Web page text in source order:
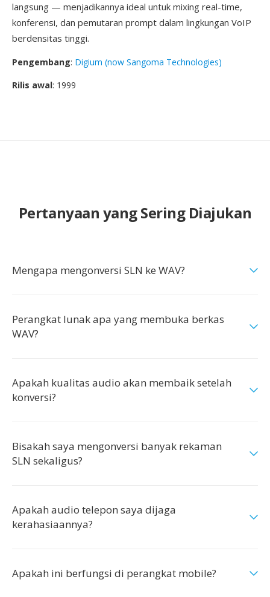
langsung — menjadikannya ideal untuk mixing real-time,
konferensi, dan pemutaran prompt dalam lingkungan VoIP
berdensitas tinggi.
Pengembang: Digium (now Sangoma Technologies)
Rilis awal: 1999
Pertanyaan yang Sering Diajukan
Mengapa mengonversi SLN ke WAV?
Perangkat lunak apa yang membuka berkas
WAV?
Apakah kualitas audio akan membaik setelah
konversi?
Bisakah saya mengonversi banyak rekaman
SLN sekaligus?
Apakah audio telepon saya dijaga
kerahasiaannya?
Apakah ini berfungsi di perangkat mobile?